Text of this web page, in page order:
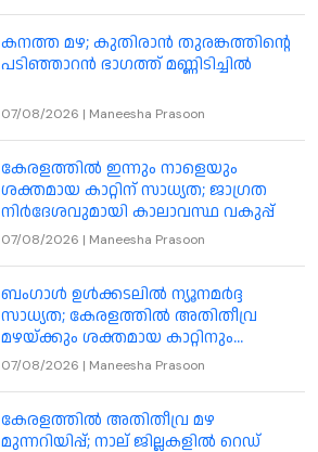
കനത്ത മഴ; കുതിരാൻ തുരങ്കത്തിന്റെ
പടിഞ്ഞാറൻ ഭാഗത്ത് മണ്ണിടിച്ചിൽ
07/08/2026 | Maneesha Prasoon
കേരളത്തിൽ ഇന്നും നാളെയും
ശക്തമായ കാറ്റിന് സാധ്യത; ജാഗ്രത
നിർദേശവുമായി കാലാവസ്ഥ വകുപ്പ്
07/08/2026 | Maneesha Prasoon
ബംഗാൾ ഉൾക്കടലിൽ ന്യൂനമർദ്ദ
സാധ്യത; കേരളത്തിൽ അതിതീവ്ര
മഴയ്ക്കും ശക്തമായ കാറ്റിനും
മുന്നറിയിപ്പ്
07/08/2026 | Maneesha Prasoon
കേരളത്തിൽ അതിതീവ്ര മഴ
മുന്നറിയിപ്പ്; നാല് ജില്ലകളിൽ റെഡ്